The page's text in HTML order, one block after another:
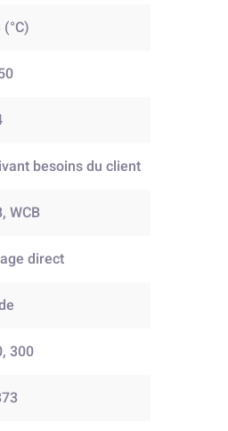
besoins du client
WCB
direct
300